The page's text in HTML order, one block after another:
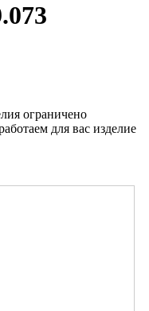
ограничено
для вас изделие